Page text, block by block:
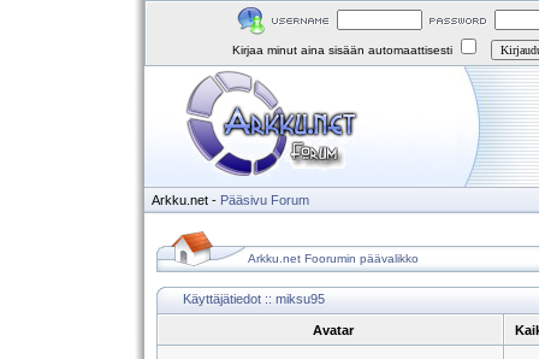
Kirjaa minut aina sisään automaattisesti
Arkku.net - Pääsivu Forum
Arkku.net Foorumin päävalikko
Käyttäjätiedot :: miksu95
Avatar